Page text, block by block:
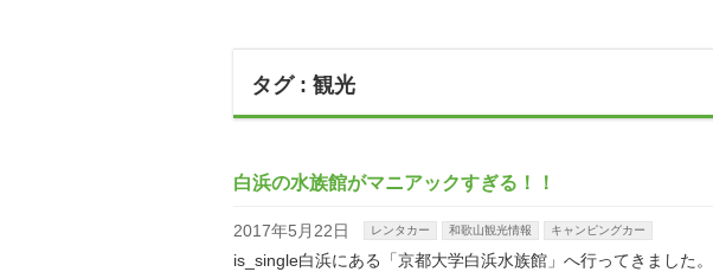
タグ : 観光
白浜の水族館がマニアックすぎる！！
2017年5月22日 レンタカー 和歌山観光情報 キャンピングカー
is_single白浜にある「京都大学白浜水族館」へ行ってきました